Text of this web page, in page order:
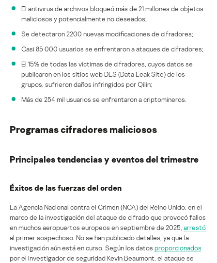
El antivirus de archivos bloqueó más de 21 millones de objetos
maliciosos y potencialmente no deseados;
Se detectaron 2200 nuevas modificaciones de cifradores;
Casi 85 000 usuarios se enfrentaron a ataques de cifradores;
El 15% de todas las víctimas de cifradores, cuyos datos se
publicaron en los sitios web DLS (Data Leak Site) de los
grupos, sufrieron daños infringidos por Qilin;
Más de 254 mil usuarios se enfrentaron a criptomineros.
Programas cifradores maliciosos
Principales tendencias y eventos del trimestre
Éxitos de las fuerzas del orden
La Agencia Nacional contra el Crimen (NCA) del Reino Unido, en el
marco de la investigación del ataque de cifrado que provocó fallos
en muchos aeropuertos europeos en septiembre de 2025, arrestó
al primer sospechoso. No se han publicado detalles, ya que la
investigación aún está en curso. Según los datos proporcionados
por el investigador de seguridad Kevin Beaumont, el ataque se